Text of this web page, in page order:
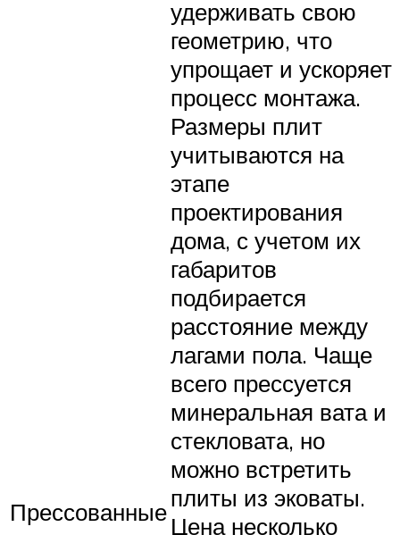
Прессованные
удерживать свою
геометрию, что
упрощает и ускоряет
процесс монтажа.
Размеры плит
учитываются на
этапе
проектирования
дома, с учетом их
габаритов
подбирается
расстояние между
лагами пола. Чаще
всего прессуется
минеральная вата и
стекловата, но
можно встретить
плиты из эковаты.
Цена несколько